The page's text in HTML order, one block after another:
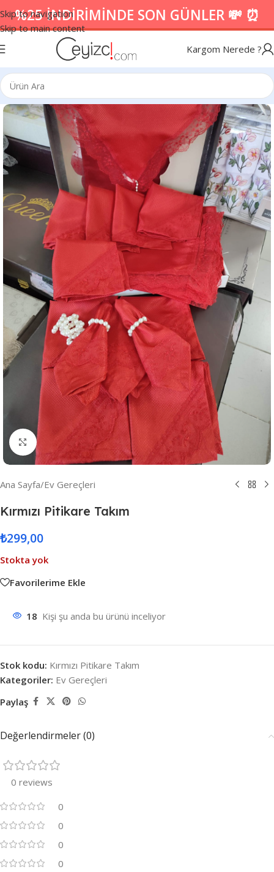
Skip to navigation
Skip to main content
%25 İNDİRİMİNDE SON GÜNLER 💸 ⏰
Kargom Nerede ?
Resmi Büyüt
Ana Sayfa/Ev Gereçleri
Kırmızı Pitikare Takım
₺299,00
Stokta yok
Favorilerime Ekle
18 Kişi şu anda bu ürünü inceliyor
Stok kodu: Kırmızı Pitikare Takım
Kategoriler: Ev Gereçleri
Paylaş
Değerlendirmeler (0)
0 reviews
0
0
0
0